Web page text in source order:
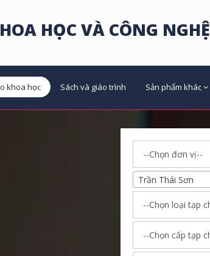
HỌC VÀ CÔNG NGHỆ
khoa học Sách và giáo trình Sản phẩm khác
Trần Thái Sơn